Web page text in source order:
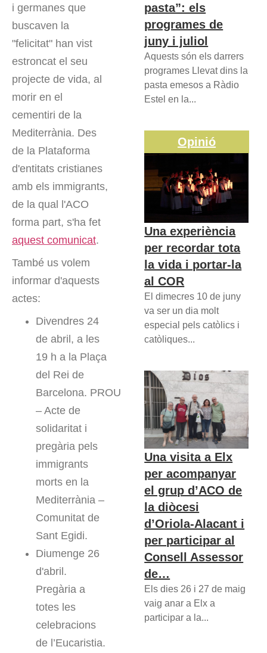
i germanes que
buscaven la
"felicitat" han vist
estroncat el seu
projecte de vida, al
morir en el
cementiri de la
Mediterrània. Des
de la Plataforma
d'entitats cristianes
amb els immigrants,
de la qual l'ACO
forma part, s'ha fet
aquest comunicat.
També us volem
informar d'aquests
actes:
Divendres 24
de abril, a les
19 h a la Plaça
del Rei de
Barcelona. PROU
– Acte de
solidaritat i
pregària pels
immigrants
morts en la
Mediterrània –
Comunitat de
Sant Egidi.
Diumenge 26
d'abril.
Pregària a
totes les
celebracions
de l’Eucaristia.
pasta”: els
programes de
juny i juliol
Aquests són els darrers
programes Llevat dins la
pasta emesos a Ràdio
Estel en la...
Opinió
Una experiència
per recordar tota
la vida i portar-la
al COR
El dimecres 10 de juny
va ser un dia molt
especial pels catòlics i
catòliques...
Una visita a Elx
per acompanyar
el grup d’ACO de
la diòcesi
d’Oriola-Alacant i
per participar al
Consell Assessor
de…
Els dies 26 i 27 de maig
vaig anar a Elx a
participar a la...